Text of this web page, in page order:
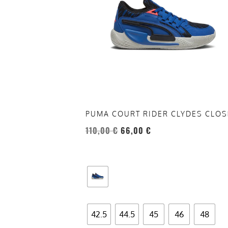
PUMA COURT RIDER CLYDES
110,00€ 66,00 €
42.5 44.5 45 46 48
opzioni
possono
del
prodotto